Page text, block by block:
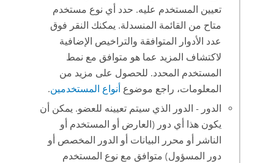
تعيين المستخدم عليه. حدد أي نوع مستخدم
متاح من القائمة المنسدلة. يمكنك النقر فوق
عدد الأدوار المتوافقة والتراخيص الإضافية
لاكتشاف المزيد عما هو متوافق مع نمط
المستخدم المحدد. للحصول على مزيد من
المعلومات، راجع موضوع أنواع المستخدمين.
الدور - الدور الذي سيتم تعيينه للعضو. يمكن أن
يكون هذا أي دور (العارض أو المستخدم أو
الناشر أو محرر البيانات أو الدور المخصص أو
دور المسؤول) متوافق مع نوع المستخدم